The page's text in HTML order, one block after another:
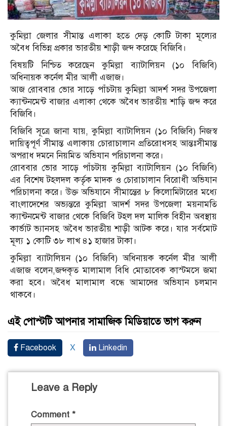
কুমিল্লা জেলার সীমান্ত এলাকা হতে দেড় কোটি টাকা মূল্যের
অবৈধ বিভিন্ন প্রকার ভারতীয় শাড়ী জব্দ করেছে বিজিবি।
বিষয়টি নিশ্চিত করেছেন কুমিল্লা ব্যাটালিয়ন (১০ বিজিবি)
অধিনায়ক কর্নেল মীর আলী এজাজ।
আজ রোববার ভোর সাড়ে পাঁচটায় কুমিল্লা আদর্শ সদর উপজেলা
ক্যান্টনমেন্ট বাজার এলাকা থেকে অবৈধ ভারতীয় শাড়ি জব্দ করে
বিজিবি।
বিজিবি সূত্রে জানা যায়, কুমিল্লা ব্যাটালিয়ন (১০ বিজিবি) নিজস্ব
দায়িত্বপূর্ণ সীমান্ত এলাকায় চোরাচালান প্রতিরোধসহ আন্তঃসীমান্ত
অপরাধ দমনে নিয়মিত অভিযান পরিচালনা করে।
রোববার ভোর সাড়ে পাঁচটায় কুমিল্লা ব্যাটালিয়ন (১০ বিজিবি)
এর বিশেষ টহলদল কর্তৃক মাদক ও চোরাচালান বিরোধী অভিযান
পরিচালনা করে। উক্ত অভিযানে সীমান্তের ৮ কিলোমিটারের মধ্যে
বাংলাদেশের অভ্যন্তরে কুমিল্লা আদর্শ সদর উপজেলা ময়নামতি
ক্যান্টনমেন্ট বাজার থেকে বিজিবি টহল দল মালিক বিহীন অবস্থায়
কার্ভাট ভ্যানসহ অবৈধ ভারতীয় শাড়ী আটক করে। যার সর্বমোট
মূল্য ১ কোটি ৩৮ লাখ ৪১ হাজার টাকা।
কুমিল্লা ব্যাটালিয়ন (১০ বিজিবি) অধিনায়ক কর্নেল মীর আলী
এজাজ বলেন,জব্দকৃত মালামাল বিধি মোতাবেক কাস্টমসে জমা
করা হবে। অবৈধ মালামাল বন্ধে আমাদের অভিযান চলমান
থাকবে।
এই পোস্টটি আপনার সামাজিক মিডিয়াতে ভাগ করুন
Facebook X Linkedin
Leave a Reply
Comment *